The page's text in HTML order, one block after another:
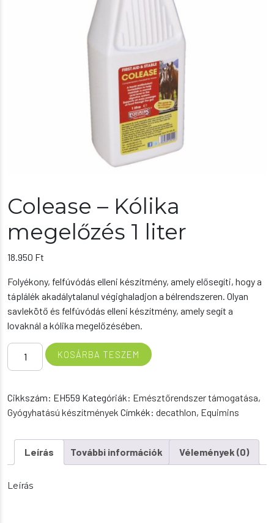
Colease – Kólika
megelőzés 1 liter
18.950 Ft
Folyékony, felfúvódás elleni készítmény, amely elősegíti, hogy a
táplálék akadálytalanul végighaladjon a bélrendszeren. Olyan
savlekötő és felfúvódás elleni készítmény, amely segít a
lovaknál a kólika megelőzésében.
Colease
megelőzés
1
mennyiség
KOSÁRBA TESZEM
Cikkszám: EH559 Kategóriák: Emésztőrendszer támogatása,
Gyógyhatású készítmények Címkék: decathlon, Equimins
Leírás További információk Vélemények (0)
Leírás